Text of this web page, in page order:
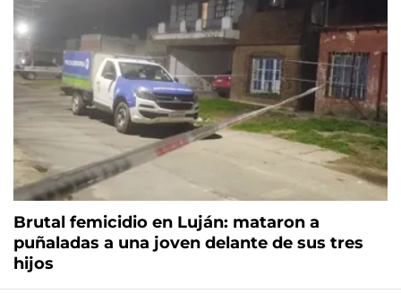
Brutal femicidio en Luján: mataron a
puñaladas a una joven delante de sus tres
hijos